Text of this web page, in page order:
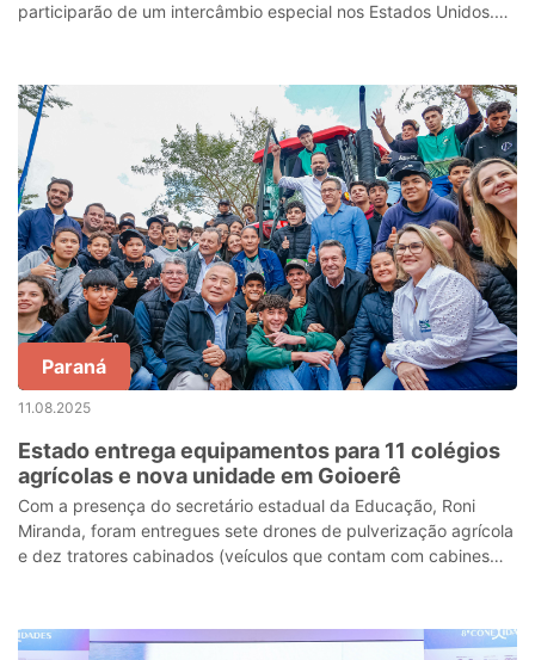
participarão de um intercâmbio especial nos Estados Unidos.
Paraná
11.08.2025
Estado entrega equipamentos para 11 colégios
agrícolas e nova unidade em Goioerê
Com a presença do secretário estadual da Educação, Roni
Miranda, foram entregues sete drones de pulverização agrícola
e dez tratores cabinados (veículos que contam com cabines